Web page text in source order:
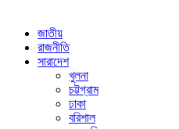
জাতীয়
রাজনীতি
সারাদেশ
খুলনা
চট্টগ্রাম
ঢাকা
বরিশাল